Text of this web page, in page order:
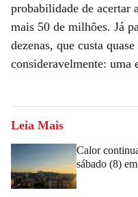
probabilidade de acertar
mais 50 de milhões. Já
dezenas, que custa
consideravelmente: uma
Leia Mais
Calor
sábado (8)